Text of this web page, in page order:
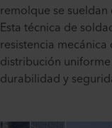
remolque se
Esta técnica de
resistencia
distribución
durabilidad y